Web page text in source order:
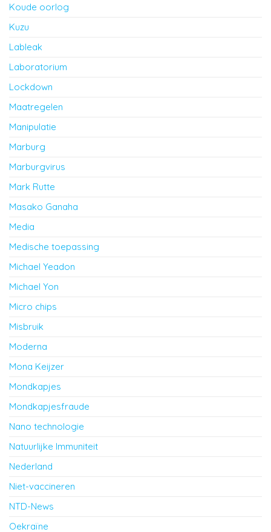
Koude oorlog
Kuzu
Lableak
Laboratorium
Lockdown
Maatregelen
Manipulatie
Marburg
Marburgvirus
Mark Rutte
Masako Ganaha
Media
Medische toepassing
Michael Yeadon
Michael Yon
Micro chips
Misbruik
Moderna
Mona Keijzer
Mondkapjes
Mondkapjesfraude
Nano technologie
Natuurlijke Immuniteit
Nederland
Niet-vaccineren
NTD-News
Oekraïne